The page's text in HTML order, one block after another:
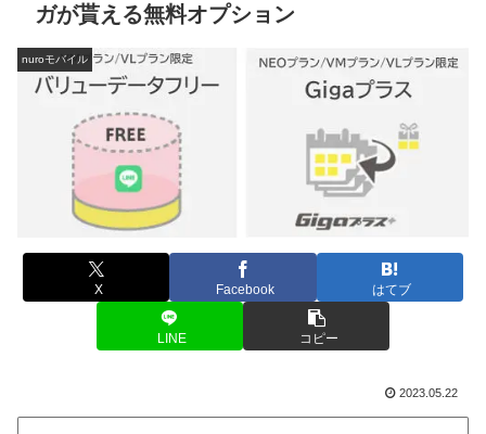
ガが貰える無料オプション
nuroモバイル
X Facebook はてブ
LINE コピー
2023.05.22